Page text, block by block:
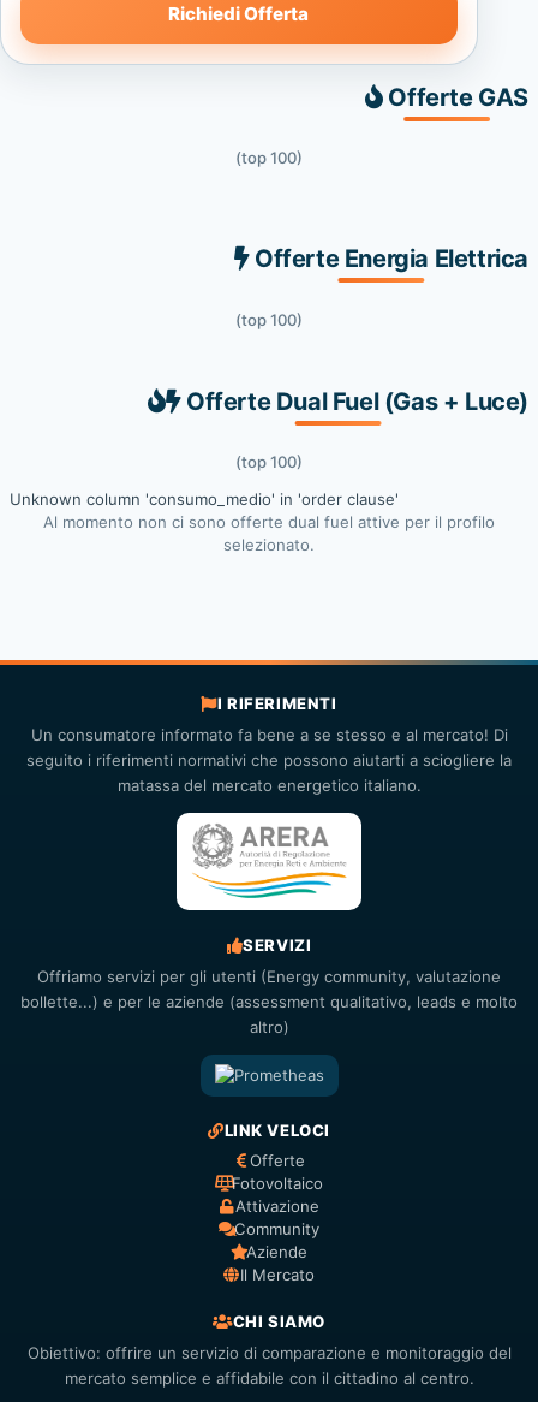
Richiedi Offerta
Offerte GAS
(top 100)
Offerte Energia Elettrica
(top 100)
Offerte Dual Fuel (Gas + Luce)
(top 100)
Unknown column 'consumo_medio' in 'order clause'
Al momento non ci sono offerte dual fuel attive per il profilo
selezionato.
I RIFERIMENTI
Un consumatore informato fa bene a se stesso e al mercato! Di
seguito i riferimenti normativi che possono aiutarti a sciogliere la
matassa del mercato energetico italiano.
SERVIZI
Offriamo servizi per gli utenti (Energy community, valutazione
bollette...) e per le aziende (assessment qualitativo, leads e molto
altro)
LINK VELOCI
Offerte
Fotovoltaico
Attivazione
Community
Aziende
Il Mercato
CHI SIAMO
Obiettivo: offrire un servizio di comparazione e monitoraggio del
mercato semplice e affidabile con il cittadino al centro.